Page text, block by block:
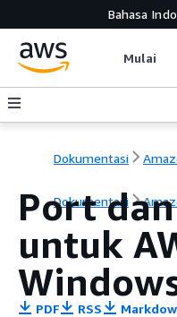
Bahasa
Mulai
Dokumentasi
Dokumentasi
Port
untuk
PDF RSS